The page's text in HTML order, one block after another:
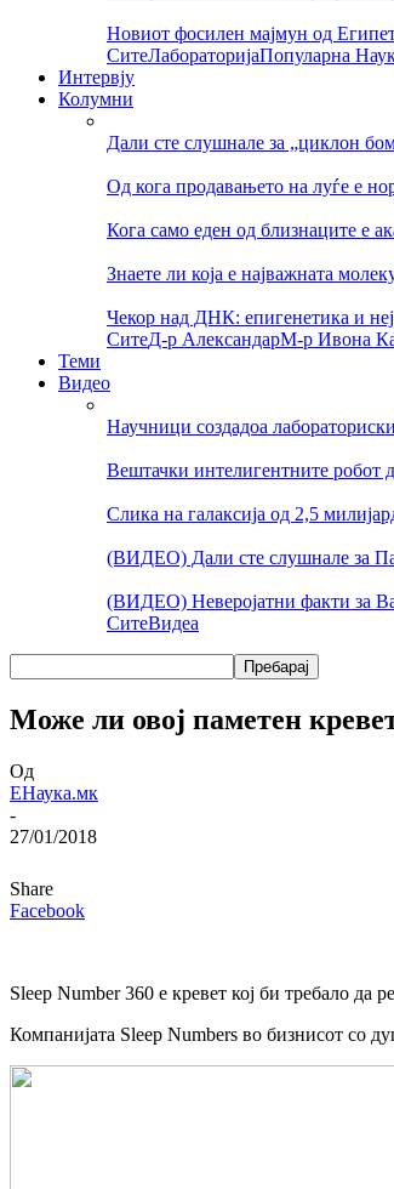
Новиот фосилен мајмун од
СитеЛабораторијаПопуларна
Интервју
Колумни
Дали сте слушнале за „циклон
Од кога продавањето на луѓе е
Кога само еден од близнаците е
Знаете ли која е најважната
Чекор над ДНК: епигенетика и
СитеД-р АлександарМ-р Ивона
Теми
Видео
Научници создадоа
Вештачки интелигентните робот
Слика на галаксија од 2,5
(ВИДЕО) Дали сте слушнале за
(ВИДЕО) Неверојатни факти за
СитеВидеа
Може ли овој паметен
Од
ЕНаука.мк
-
27/01/2018
Share
Facebook
Sleep Number 360 е кревет кој би требало да
Компанијата Sleep Numbers во бизнисот со